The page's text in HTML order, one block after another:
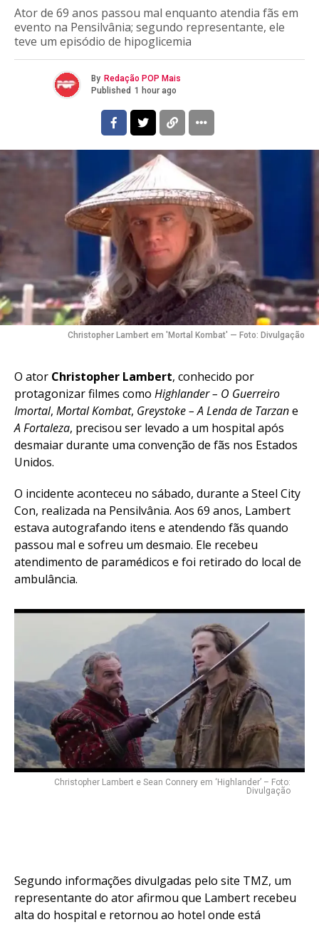
Ator de 69 anos passou mal enquanto atendia fãs em
evento na Pensilvânia; segundo representante, ele
teve um episódio de hipoglicemia
By Redação POP Mais
Published 1 hour ago
Christopher Lambert em 'Mortal Kombat' — Foto: Divulgação
O ator Christopher Lambert, conhecido por
protagonizar filmes como Highlander – O Guerreiro
Imortal, Mortal Kombat, Greystoke – A Lenda de Tarzane
A Fortaleza, precisou ser levado a um hospital após
desmaiar durante uma convenção de fãs nos Estados
Unidos.
O incidente aconteceu no sábado, durante a Steel City
Con, realizada na Pensilvânia. Aos 69 anos, Lambert
estava autografando itens e atendendo fãs quando
passou mal e sofreu um desmaio. Ele recebeu
atendimento de paramédicos e foi retirado do local de
ambulância.
Christopher Lambert e Sean Connery em ‘Highlander’ – Foto:
Divulgação
Segundo informações divulgadas pelo site TMZ, um
representante do ator afirmou que Lambert recebeu
alta do hospital e retornou ao hotel onde está